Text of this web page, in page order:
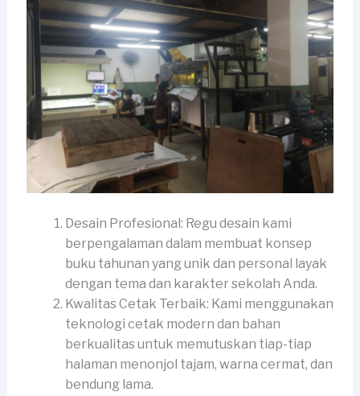
Desain Profesional: Regu desain kami
berpengalaman dalam membuat konsep
buku tahunan yang unik dan personal layak
dengan tema dan karakter sekolah Anda.
Kwalitas Cetak Terbaik: Kami menggunakan
teknologi cetak modern dan bahan
berkualitas untuk memutuskan tiap-tiap
halaman menonjol tajam, warna cermat, dan
bendung lama.